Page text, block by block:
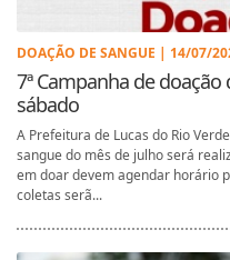
DOAÇÃO DE SANGUE | 14/07/
7ª Campanha de
sábado
A Prefeitura de Lucas do Rio
sangue do mês de julho será
em doar devem agendar horário
coletas serã...